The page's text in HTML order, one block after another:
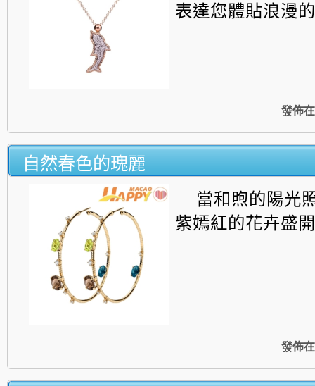
表達您體貼浪漫
發佈在
自然春色的瑰麗
當和煦的陽光
紫嫣紅的花卉盛
發佈在